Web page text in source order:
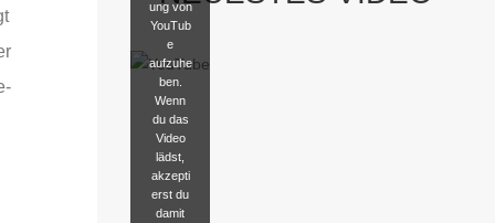
ung von
YouTub
e
aufzuhe
ben.
Wenn
du das
Video
lädst,
akzepti
erst du
damit